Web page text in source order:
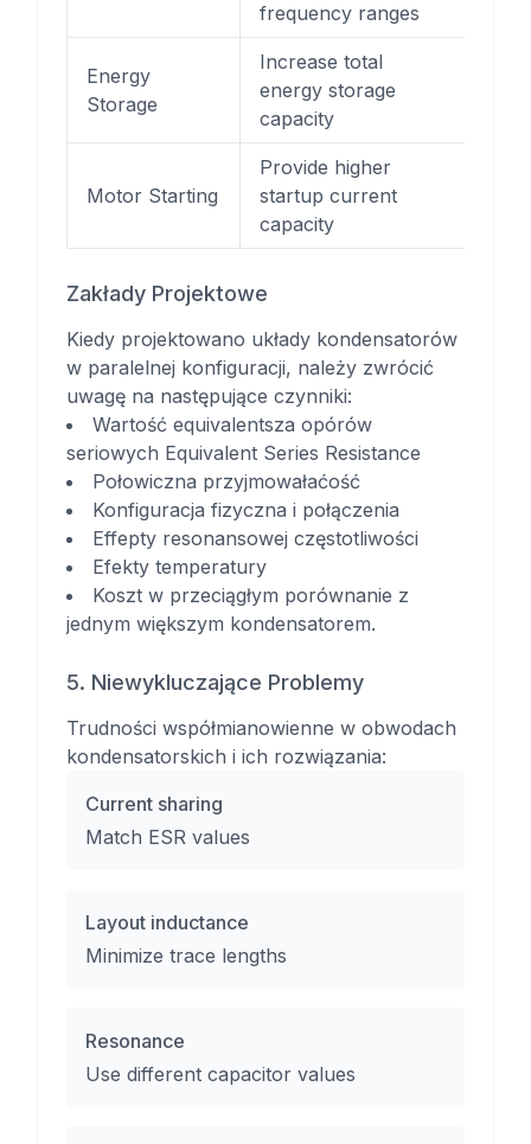
frequency ranges
Energy
Storage
Increase total
energy storage
capacity
Motor Starting
Provide higher
startup current
capacity
Zakłady Projektowe
Kiedy projektowano układy kondensatorów
w paralelnej konfiguracji, należy zwrócić
uwagę na następujące czynniki:
Wartość equivalentsza opórów
seriowych Equivalent Series Resistance
Połowiczna przyjmowałaćość
Konfiguracja fizyczna i połączenia
Effepty resonansowej częstotliwości
Efekty temperatury
Koszt w przeciągłym porównanie z
jednym większym kondensatorem.
5. Niewykluczające Problemy
Trudności współmianowienne w obwodach
kondensatorskich i ich rozwiązania:
Current sharing
Match ESR values
Layout inductance
Minimize trace lengths
Resonance
Use different capacitor values